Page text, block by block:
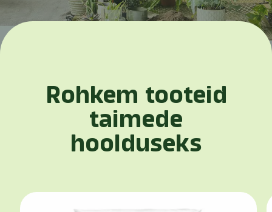
Rohkem tooteid
taimede
hoolduseks